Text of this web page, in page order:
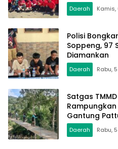
Daerah Kamis,
Polisi
Soppeng, 97
Diamankan
Daerah Rabu,
Satgas
Gantung
Mulai
Daerah Rabu,